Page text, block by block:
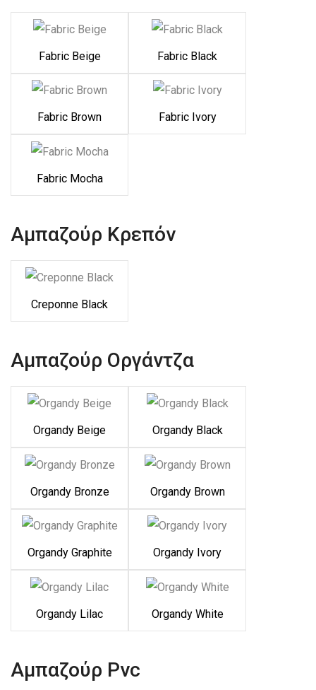
Fabric Beige Fabric Black
Fabric Brown Fabric Ivory
Fabric Mocha
Αμπαζούρ Κρεπόν
Creponne Black
Αμπαζούρ Οργάντζα
Organdy Beige Organdy Black
Organdy Bronze Organdy Brown
Organdy Graphite Organdy Ivory
Organdy Lilac Organdy White
Αμπαζούρ Pvc